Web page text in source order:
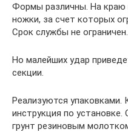
Формы различны. На краю
ножки, за счет которых
Срок службы не ограничен.
Но малейших удар
секции.
Реализуются
инструкция по
грунт резиновым